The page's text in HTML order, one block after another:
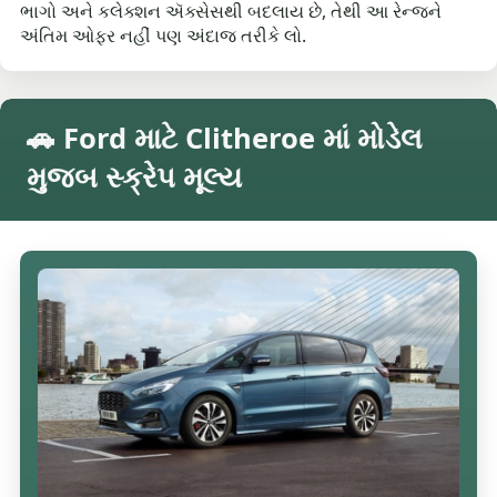
ભાગો અને કલેક્શન ઍક્સેસથી બદલાય છે, તેથી આ રેન્જને
અંતિમ ઓફર નહીં પણ અંદાજ તરીકે લો.
🚗 Ford માટે Clitheroe માં મોડેલ
મુજબ સ્ક્રેપ મૂલ્ય